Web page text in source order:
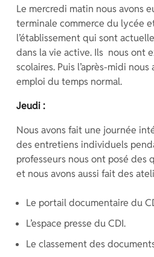
Le mercredi matin nous avons
terminale commerce du lycée
l’établissement qui sont
dans la vie active. Ils nous ont
scolaires. Puis l’après-midi
emploi du temps normal.
Jeudi :
Nous avons fait une journée
des entretiens individuels
professeurs nous ont posé des
et nous avons aussi fait des
Le portail documentaire du
L’espace presse du CDI.
Le classement des